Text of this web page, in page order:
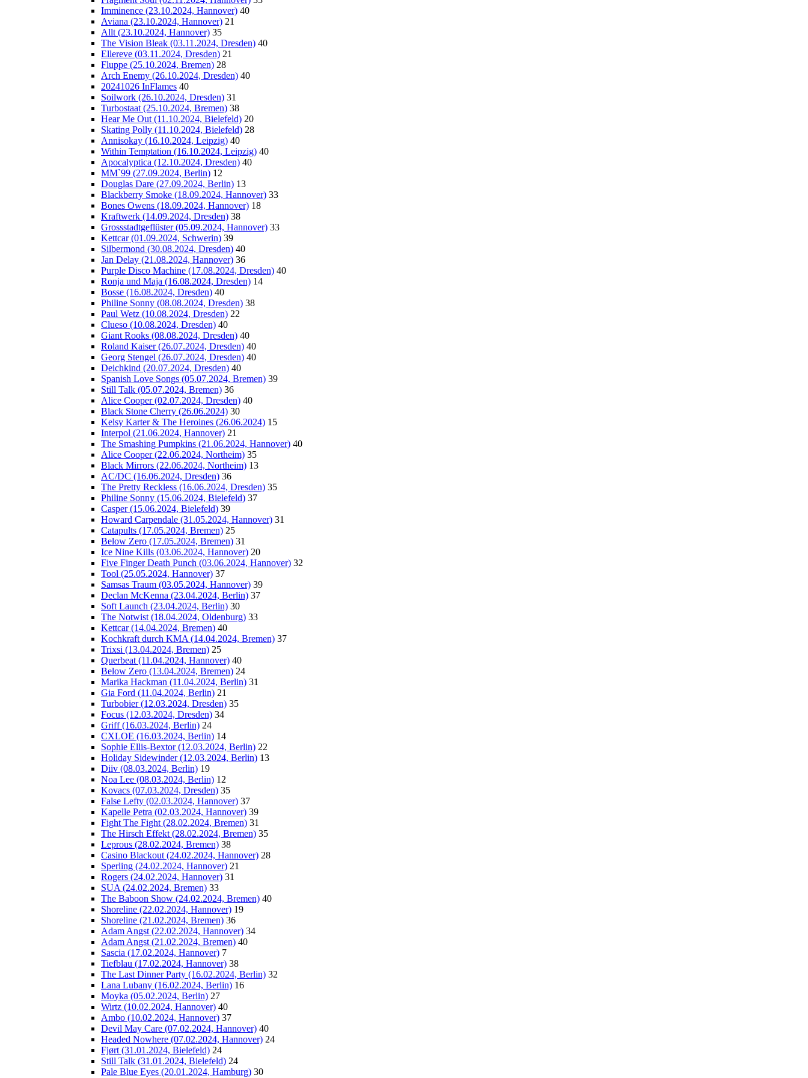
Imminence (23.10.2024, Hannover) 40
Aviana (23.10.2024, Hannover) 21
Allt (23.10.2024, Hannover) 35
The Vision Bleak (03.11.2024, Dresden) 40
Ellereve (03.11.2024, Dresden) 21
Fluppe (25.10.2024, Bremen) 28
Arch Enemy (26.10.2024, Dresden) 40
20241026 InFlames 40
Soilwork (26.10.2024, Dresden) 31
Turbostaat (25.10.2024, Bremen) 38
Hear Me Out (11.10.2024, Bielefeld) 20
Skating Polly (11.10.2024, Bielefeld) 28
Annisokay (16.10.2024, Leipzig) 40
Within Temptation (16.10.2024, Leipzig) 40
Apocalyptica (12.10.2024, Dresden) 40
MM`99 (27.09.2024, Berlin) 12
Douglas Dare (27.09.2024, Berlin) 13
Blackberry Smoke (18.09.2024, Hannover) 33
Bones Owens (18.09.2024, Hannover) 18
Kraftwerk (14.09.2024, Dresden) 38
Grossstadtgeflüster (05.09.2024, Hannover) 33
Kettcar (01.09.2024, Schwerin) 39
Silbermond (30.08.2024, Dresden) 40
Jan Delay (21.08.2024, Hannover) 36
Purple Disco Machine (17.08.2024, Dresden) 40
Ronja und Maja (16.08.2024, Dresden) 14
Bosse (16.08.2024, Dresden) 40
Philine Sonny (08.08.2024, Dresden) 38
Paul Wetz (10.08.2024, Dresden) 22
Clueso (10.08.2024, Dresden) 40
Giant Rooks (08.08.2024, Dresden) 40
Roland Kaiser (26.07.2024, Dresden) 40
Georg Stengel (26.07.2024, Dresden) 40
Deichkind (20.07.2024, Dresden) 40
Spanish Love Songs (05.07.2024, Bremen) 39
Still Talk (05.07.2024, Bremen) 36
Alice Cooper (02.07.2024, Dresden) 40
Black Stone Cherry (26.06.2024) 30
Kelsy Karter & The Heroines (26.06.2024) 15
Interpol (21.06.2024, Hannover) 21
The Smashing Pumpkins (21.06.2024, Hannover) 40
Alice Cooper (22.06.2024, Northeim) 35
Black Mirrors (22.06.2024, Northeim) 13
AC/DC (16.06.2024, Dresden) 36
The Pretty Reckless (16.06.2024, Dresden) 35
Philine Sonny (15.06.2024, Bielefeld) 37
Casper (15.06.2024, Bielefeld) 39
Howard Carpendale (31.05.2024, Hannover) 31
Catapults (17.05.2024, Bremen) 25
Below Zero (17.05.2024, Bremen) 31
Ice Nine Kills (03.06.2024, Hannover) 20
Five Finger Death Punch (03.06.2024, Hannover) 32
Tool (25.05.2024, Hannover) 37
Samsas Traum (03.05.2024, Hannover) 39
Declan McKenna (23.04.2024, Berlin) 37
Soft Launch (23.04.2024, Berlin) 30
The Notwist (18.04.2024, Oldenburg) 33
Kettcar (14.04.2024, Bremen) 40
Kochkraft durch KMA (14.04.2024, Bremen) 37
Trixsi (13.04.2024, Bremen) 25
Querbeat (11.04.2024, Hannover) 40
Below Zero (13.04.2024, Bremen) 24
Marika Hackman (11.04.2024, Berlin) 31
Gia Ford (11.04.2024, Berlin) 21
Turbobier (12.03.2024, Dresden) 35
Focus (12.03.2024, Dresden) 34
Griff (16.03.2024, Berlin) 24
CXLOE (16.03.2024, Berlin) 14
Sophie Ellis-Bextor (12.03.2024, Berlin) 22
Holiday Sidewinder (12.03.2024, Berlin) 13
Diiv (08.03.2024, Berlin) 19
Noa Lee (08.03.2024, Berlin) 12
Kovacs (07.03.2024, Dresden) 35
False Lefty (02.03.2024, Hannover) 37
Kapelle Petra (02.03.2024, Hannover) 39
Fight The Fight (28.02.2024, Bremen) 31
The Hirsch Effekt (28.02.2024, Bremen) 35
Leprous (28.02.2024, Bremen) 38
Casino Blackout (24.02.2024, Hannover) 28
Sperling (24.02.2024, Hannover) 21
Rogers (24.02.2024, Hannover) 31
SUA (24.02.2024, Bremen) 33
The Baboon Show (24.02.2024, Bremen) 40
Shoreline (22.02.2024, Hannover) 19
Shoreline (21.02.2024, Bremen) 36
Adam Angst (22.02.2024, Hannover) 34
Adam Angst (21.02.2024, Bremen) 40
Sascia (17.02.2024, Hannover) 7
Tiefblau (17.02.2024, Hannover) 38
The Last Dinner Party (16.02.2024, Berlin) 32
Lana Lubany (16.02.2024, Berlin) 16
Moyka (05.02.2024, Berlin) 27
Wirtz (10.02.2024, Hannover) 40
Ambo (10.02.2024, Hannover) 37
Devil May Care (07.02.2024, Hannover) 40
Headed Nowhere (07.02.2024, Hannover) 24
Fjørt (31.01.2024, Bielefeld) 24
Still Talk (31.01.2024, Bielefeld) 24
Pale Blue Eyes (20.01.2024, Hamburg) 30